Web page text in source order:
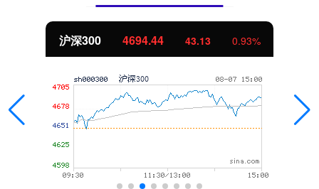
沪深300 4694.44 43.13 0.93%